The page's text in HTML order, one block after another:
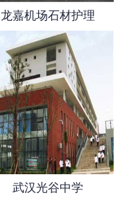
龙嘉机场石材护理
武汉光谷中学